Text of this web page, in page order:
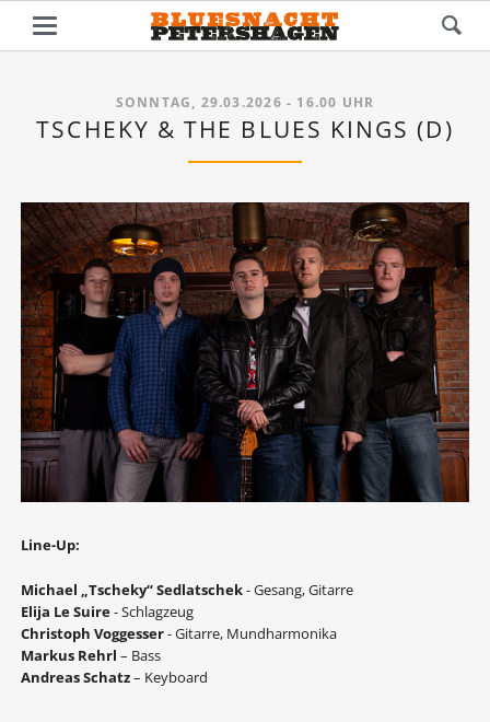
SONNTAG, 29.03.2026 - 16.00 UHR
TSCHEKY & THE BLUES KINGS (D)
Line-Up:
Michael „Tscheky“ Sedlatschek- Gesang, Gitarre
Elija Le Suire- Schlagzeug
Christoph Voggesser- Gitarre, Mundharmonika
Markus Rehrl – Bass
Andreas Schatz– Keyboard